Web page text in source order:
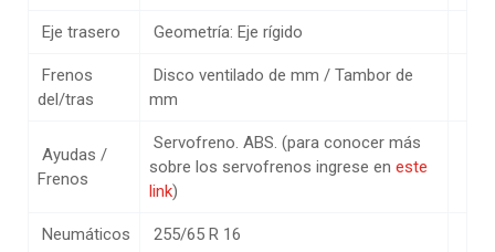
Eje trasero Geometría: Eje rígido
Frenos
del/tras
Disco ventilado de mm / Tambor de
mm
Ayudas /
Frenos
Servofreno. ABS. (para conocer más
sobre los servofrenos ingrese en este
link)
Neumáticos 255/65 R 16